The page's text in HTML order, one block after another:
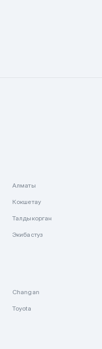
Алматы
Кокшетау
Талдыкорган
Экибастуз
Changan
Toyota